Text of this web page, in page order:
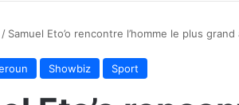
/ Samuel Eto’o rencontre l’homme le plus
Showbiz Sport